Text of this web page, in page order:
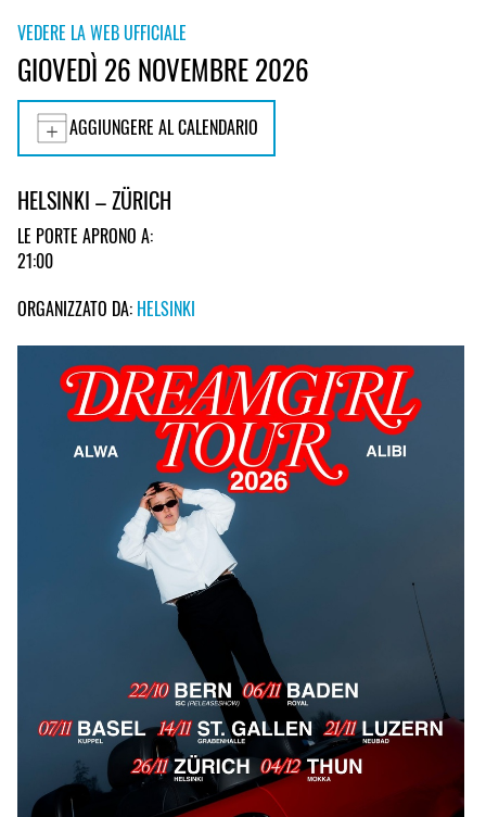
VEDERE LA WEB UFFICIALE
GIOVEDÌ 26 NOVEMBRE 2026
AGGIUNGERE AL CALENDARIO
HELSINKI – ZÜRICH
LE PORTE APRONO A:
21:00
ORGANIZZATO DA: HELSINKI